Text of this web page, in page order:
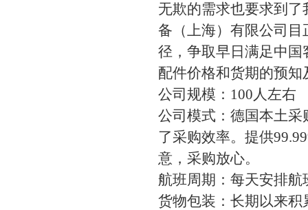
无欺的需求也要求到
备（上海）有限公司
径，争取早日满足中
配件价格和货期的预知
公司规模：100人左右
公司模式：德国本土
了采购效率。提供
意，采购放心。
航班周期：每天安排
货物包装：长期以来